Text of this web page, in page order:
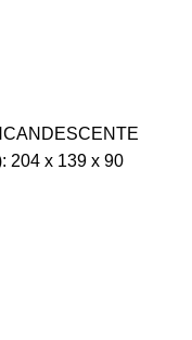
204 x 139 x 90